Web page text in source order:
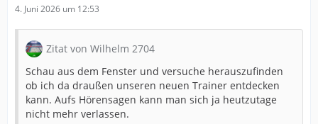
4. Juni 2026 um 12:53
Zitat von Wilhelm 2704
Schau aus dem Fenster und versuche herauszufinden
ob ich da draußen unseren neuen Trainer entdecken
kann. Aufs Hörensagen kann man sich ja heutzutage
nicht mehr verlassen.